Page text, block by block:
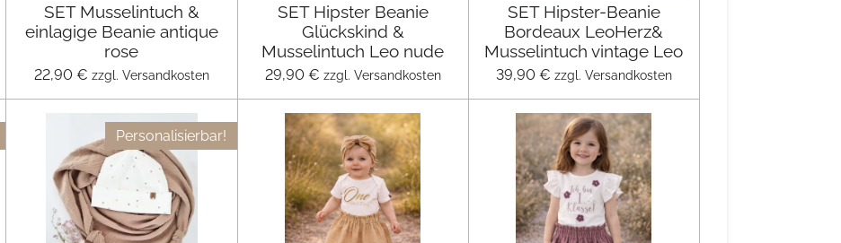
SET Musselintuch &
einlagige Beanie antique
rose
22,90 € zzgl. Versandkosten
SET Hipster Beanie
Glückskind &
Musselintuch Leo nude
29,90 € zzgl. Versandkosten
SET Hipster-Beanie
Bordeaux LeoHerz&
Musselintuch vintage Leo
39,90 € zzgl. Versandkosten
Personalisierbar!